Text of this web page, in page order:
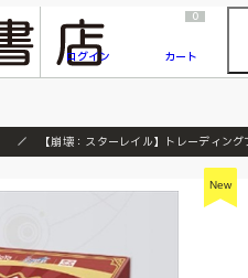
『ONE PIECE magazine 021 ONE PIECEカード付き同梱版』発売延期のご案内
ログイン
0
カート
【崩壊：スターレイル】トレーディン
New